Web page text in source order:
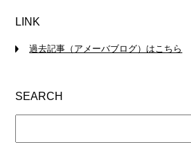
LINK
過去記事（アメーバブログ）はこちら
SEARCH